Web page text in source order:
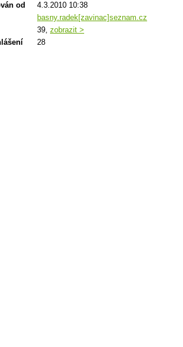
od
4.3.2010 10:38
basny.radek[zavinac]seznam.cz
39, zobrazit >
28